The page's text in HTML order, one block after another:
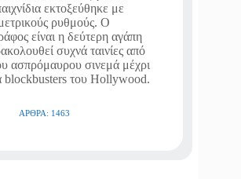
εκτοξεύθηκε με
ρυθμούς. Ο
είναι η δεύτερη αγάπη
συχνά ταινίες από
ασπρόμαυρου σινεμά μέχρι
blockbusters του Hollywood.
ΆΡΘΡΑ: 1463